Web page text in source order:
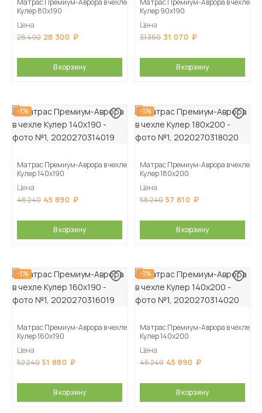
Матрас Премиум-Аврора в чехле
Кулер 80х190
Цена
28 490 28 300
В корзину
Матрас Премиум-Аврора в чехле
Кулер 90х190
Цена
31 360 31 070
В корзину
-1%
Матрас Премиум-Аврора в чехле
Кулер 140х190
Цена
46 240 45 890
В корзину
-1%
Матрас Премиум-Аврора в чехле
Кулер 180х200
Цена
58 240 57 810
В корзину
-1%
Матрас Премиум-Аврора в чехле
Кулер 160х190
Цена
52 240 51 880
В корзину
-1%
Матрас Премиум-Аврора в чехле
Кулер 140х200
Цена
46 240 45 890
В корзину